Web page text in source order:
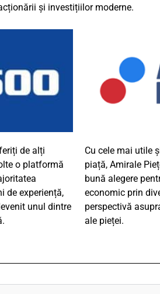
și investițiilor moderne.
de alți
o platformă
de experiență,
unul dintre
Cu cele mai utile
piață, Amirale
bună alegere
economic prin
perspectivă
ale pieței.